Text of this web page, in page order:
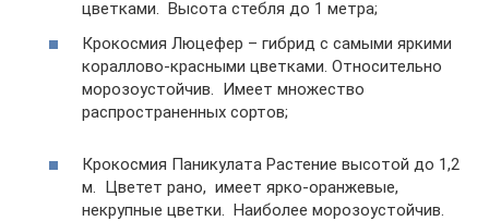
цветками. Высота стебля до 1 метра;
Крокосмия Люцефер – гибрид с самыми яркими
кораллово-красными цветками. Относительно
морозоустойчив. Имеет множество
распространенных сортов;
Крокосмия Паникулата Растение высотой до 1,2
м. Цветет рано, имеет ярко-оранжевые,
некрупные цветки. Наиболее морозоустойчив.